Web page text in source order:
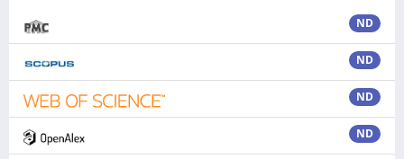
ND
ND
ND
ND